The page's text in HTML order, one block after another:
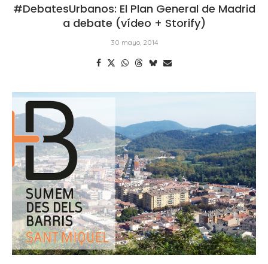
#DebatesUrbanos: El Plan General de Madrid
a debate (vídeo + Storify)
30 mayo, 2014